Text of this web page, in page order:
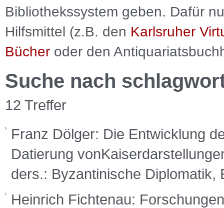
Bibliothekssystem geben. Dafür
Hilfsmittel (z.B. den Karlsruher
Bücher oder den
Suche nach
12 Treffer
Franz Dölger: Die Entwicklung
Datierung
ders.: Byzantinische
Heinrich Fichtenau: